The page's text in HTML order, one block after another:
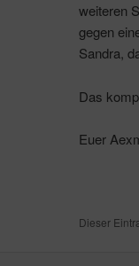
weiteren
gegen
Sandra,
Das
Euer
Dieser